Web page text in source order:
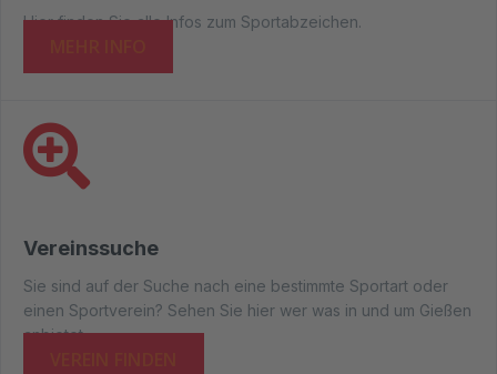
Hier finden Sie alle Infos zum Sportabzeichen.
Vereinssuche
Sie sind auf der Suche nach eine bestimmte Sportart oder
einen Sportverein? Sehen Sie hier wer was in und um Gießen
anbietet.